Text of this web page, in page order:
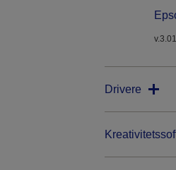
v.3.01
Drivere